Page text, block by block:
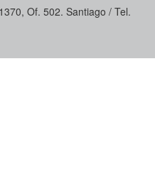
Of. 502. Santiago / Tel.